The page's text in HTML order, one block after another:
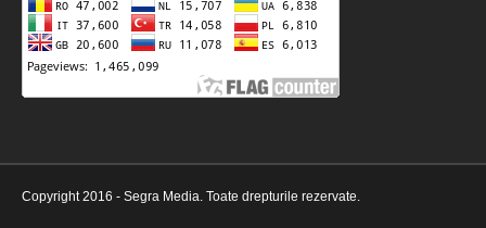
Copyright 2016 - Segra Media. Toate drepturile rezervate.